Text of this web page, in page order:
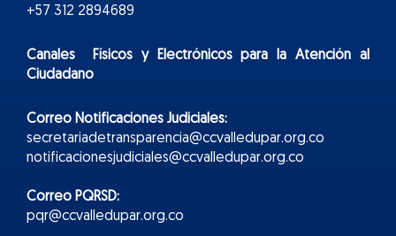
+57 312 2894689
Canales Físicos yElectrónicospara la Atención al
Ciudadano
Correo Notificaciones Judiciales:
secretariadetransparencia@ccvalledupar.org.co
notificacionesjudiciales@ccvalledupar.org.co
Correo PQRSD:
pqr@ccvalledupar.org.co